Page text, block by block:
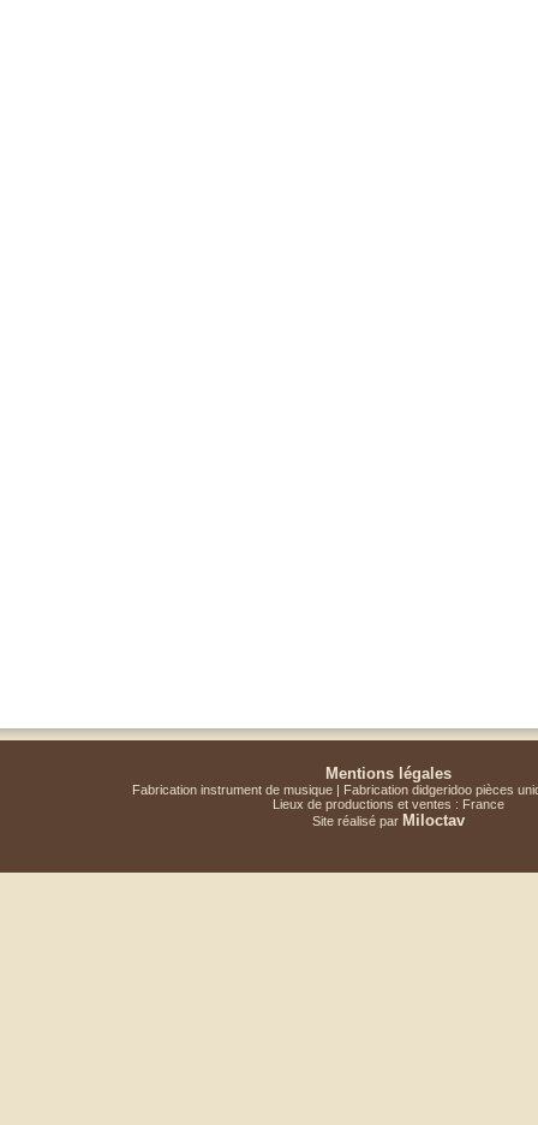
Mentions légales
Fabrication instrument de musique | Fabrication didgeridoo pièces
Lieux de productions et ventes : France
Site réalisé par Miloctav